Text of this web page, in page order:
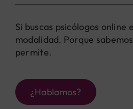
Si buscas psicólogos online
modalidad. Porque
permite.
¿Hablamos?